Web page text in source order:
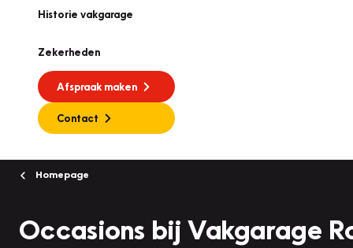
Historie vakgarage
Zekerheden
Afspraak maken
Contact
Homepage
Occasions bij Vakgarage